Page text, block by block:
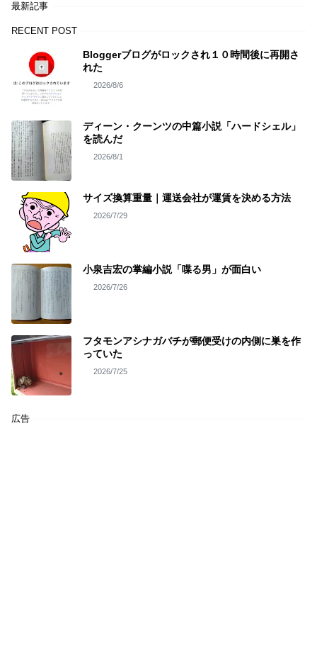
最新記事
RECENT POST
Bloggerブログがロックされ１０時間後に再開さ
れた
2026/8/6
ディーン・クーンツの中篇小説「ハードシェル」
を読んだ
2026/8/1
サイズ換算重量｜運送会社が運賃を決める方法
2026/7/29
小泉吉宏の掌編小説「喋る男」が面白い
2026/7/26
フタモンアシナガバチが郵便受けの内側に巣を作
っていた
2026/7/25
広告